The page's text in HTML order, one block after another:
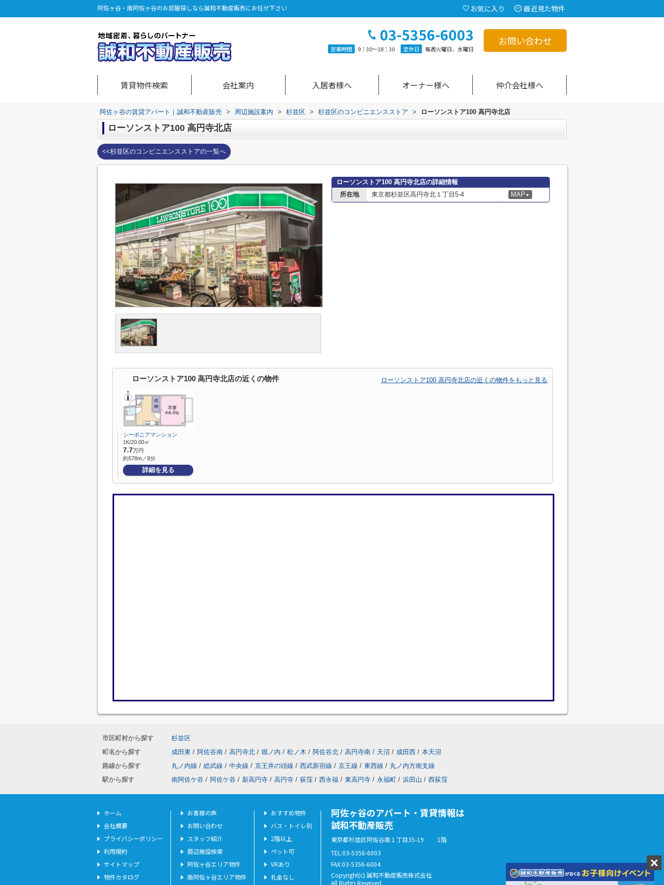
阿佐ヶ谷・南阿佐ヶ谷のお部屋探しなら誠和不動産販売にお任せ下さい お気に入り 最近見た物件
03-5356-6003
営業時間 9：30～18：30 定休日 毎週火曜日、水曜日
お問い合わせ
賃貸物件検索 会社案内 入居者様へ オーナー様へ 仲介会社様へ
阿佐ヶ谷の賃貸アパート｜誠和不動産販売 > 周辺施設案内 > 杉並区 > 杉並区のコンビニエンスストア > ローソンストア100 高円寺北店
ローソンストア100 高円寺北店
<<杉並区のコンビニエンスストアの一覧へ
ローソンストア100 高円寺北店の詳細情報
所在地
東京都杉並区高円寺北１丁目5-4 MAP ▼
ローソンストア100 高円寺北店の近くの物件 ローソンストア100 高円寺北店の近くの物件をもっと見る
シーボニアマンション
1K/20.00㎡
7.7万円
約578m／8分
詳細を見る
市区町村から探す
杉並区
町名から探す
成田東 / 阿佐谷南 / 高円寺北 / 堀ノ内 / 松ノ木 / 阿佐谷北 / 高円寺南 / 天沼 / 成田西 / 本天沼
路線から探す
丸ノ内線 / 総武線 / 中央線 / 京王井の頭線 / 西武新宿線 / 京王線 / 東西線 / 丸ノ内方南支線
駅から探す
南阿佐ケ谷 / 阿佐ケ谷 / 新高円寺 / 高円寺 / 荻窪 / 西永福 / 東高円寺 / 永福町 / 浜田山 / 西荻窪
ホーム
会社概要
プライバシーポリシー
利用規約
サイトマップ
物件カタログ
お客様の声
お問い合わせ
スタッフ紹介
周辺施設検索
阿佐ヶ谷エリア物件
南阿佐ヶ谷エリア物件
おすすめ物件
バス・トイレ別
2階以上
ペット可
VRあり
礼金なし
阿佐ヶ谷のアパート・賃貸情報は
誠和不動産販売
東京都杉並区阿佐谷南１丁目35-19 1階
TEL:03-5356-6003
FAX:03-5356-6004
Copyright(c) 誠和不動産販売株式会社
All Rights Reserved.